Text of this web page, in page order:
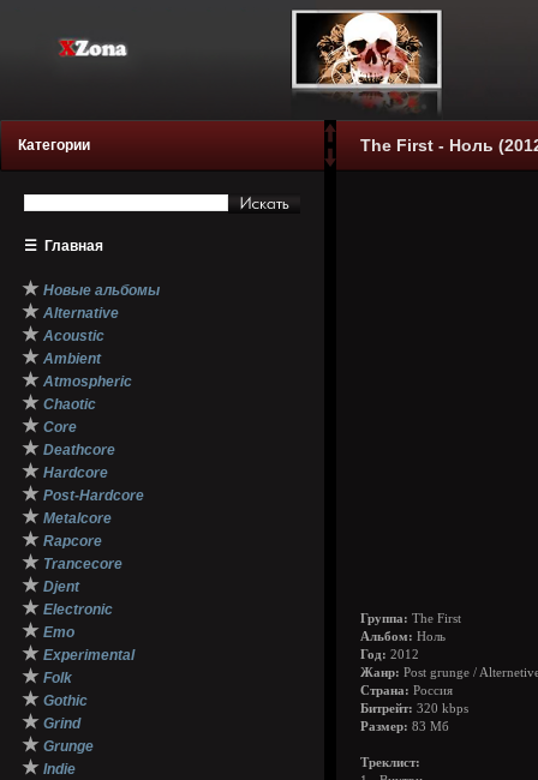
Категории
☰ Главная
★ Новые альбомы
★ Alternative
★ Acoustic
★ Ambient
★ Atmospheric
★ Chaotic
★ Core
★ Deathcore
★ Hardcore
★ Post-Hardcore
★ Metalcore
★ Rapcore
★ Trancecore
★ Djent
★ Electronic
★ Emo
★ Experimental
★ Folk
★ Gothic
★ Grind
★ Grunge
★ Indie
The First - Ноль
Группа: The First
Альбом: Ноль
Год: 2012
Жанр: Post grunge /
Страна: Россия
Битрейт: 320 kbps
Размер: 83 Мб
Треклист: